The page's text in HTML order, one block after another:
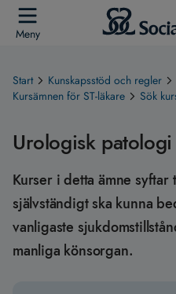
Meny
Start Kunskapsstöd och regler
Kursämnen för ST-läkare
Sök
Urologisk patologi
Kurser i detta ämne syftar
självständigt ska kunna
vanligaste
manliga könsorgan.